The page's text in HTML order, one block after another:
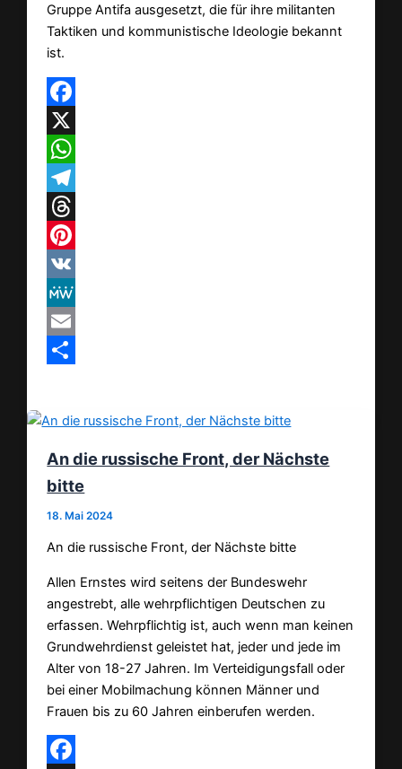
Gruppe Antifa ausgesetzt, die für ihre militanten
Taktiken und kommunistische Ideologie bekannt
ist.
Facebook
X
WhatsApp
Telegram
Threads
Pinterest
VK
MeWe
Email
An die russische Front, der Nächste
bitte
18. Mai 2024
An die russische Front, der Nächste bitte
Allen Ernstes wird seitens der Bundeswehr
angestrebt, alle wehrpflichtigen Deutschen zu
erfassen. Wehrpflichtig ist, auch wenn man keinen
Grundwehrdienst geleistet hat, jeder und jede im
Alter von 18-27 Jahren. Im Verteidigungsfall oder
bei einer Mobilmachung können Männer und
Frauen bis zu 60 Jahren einberufen werden.